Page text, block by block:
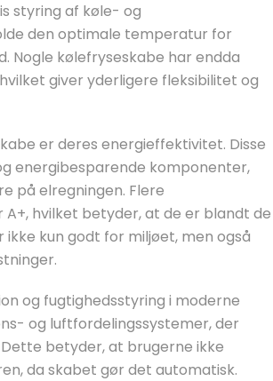
styring af køle- og
den optimale temperatur for
Nogle kølefryseskabe har endda
giver yderligere fleksibilitet og
er deres energieffektivitet. Disse
energibesparende komponenter,
på elregningen. Flere
hvilket betyder, at de er blandt de
kun godt for miljøet, men også
og fugtighedsstyring i moderne
og luftfordelingssystemer, der
betyder, at brugerne ikke
da skabet gør det automatisk.